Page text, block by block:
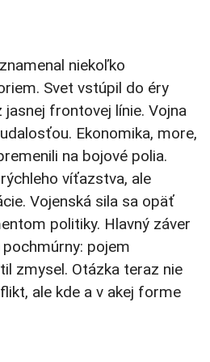
niekoľko
Svet vstúpil do éry
frontovej línie. Vojna
Ekonomika, more,
na bojové polia.
víťazstva, ale
Vojenská sila sa opäť
politiky. Hlavný záver
pojem
zmysel. Otázka teraz nie
ale kde a v akej forme